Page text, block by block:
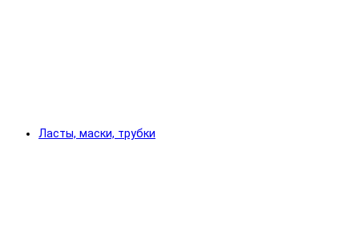
Ласты, маски, трубки